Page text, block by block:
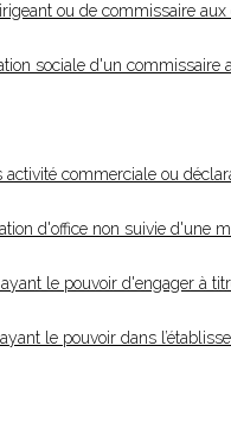
ou de commissaire
sociale d'un commissaire
activité commerciale ou
d'office non suivie d'une
le pouvoir d'engager à
le pouvoir dans